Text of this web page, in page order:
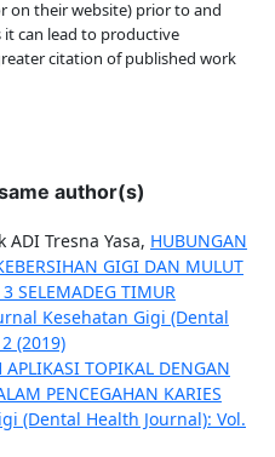
on their website) prior to and
can lead to productive
citation of published work
author(s)
Tresna Yasa, HUBUNGAN
GIGI DAN MULUT
SELEMADEG TIMUR
Kesehatan Gigi (Dental
(2019)
APLIKASI TOPIKAL DENGAN
PENCEGAHAN KARIES
(Dental Health Journal): Vol.